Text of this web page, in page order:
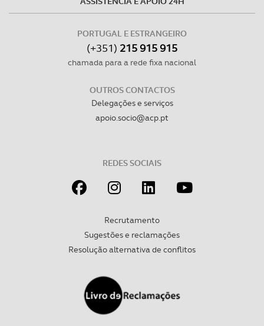
PORTUGAL E ESTRANGEIRO
(+351) 215 915 915
chamada para a rede fixa nacional
OUTROS CONTACTOS
Delegações e serviços
apoio.socio@acp.pt
REDES SOCIAIS
Recrutamento
Sugestões e reclamações
Resolução alternativa de conflitos